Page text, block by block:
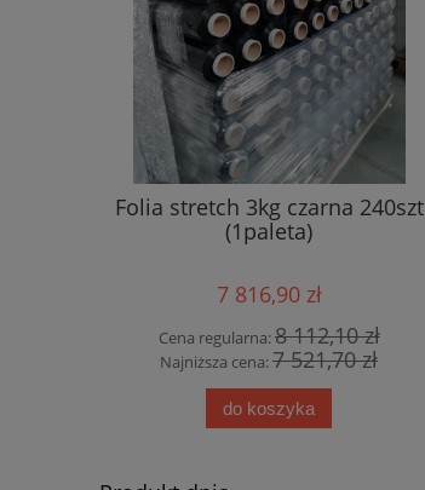
Folia stretch 3kg czarna 240szt
(1paleta)
7 816,90 zł
Cena regularna:8 112,10 zł
Najniższa cena:7 521,70 zł
do koszyka